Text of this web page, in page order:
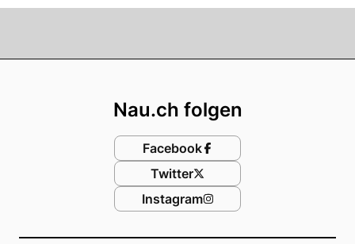
Nau.ch folgen
Facebook
Twitter
Instagram